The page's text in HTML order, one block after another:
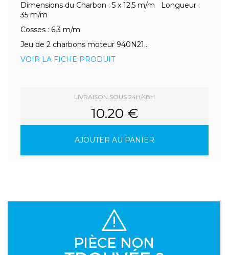
Dimensions du Charbon : 5 x 12,5 m/m Longueur :
35 m/m
Cosses : 6,3 m/m
Jeu de 2 charbons moteur 940N21...
VOIR LA FICHE PRODUIT
LIVRAISON SOUS 24H/48H
10.20 €
AJOUTER AU PANIER